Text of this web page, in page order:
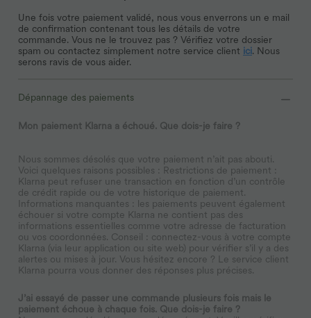
Une fois votre paiement validé, nous vous enverrons un e mail
de confirmation contenant tous les détails de votre
commande. Vous ne le trouvez pas ? Vérifiez votre dossier
spam ou contactez simplement notre service client ici. Nous
serons ravis de vous aider.
Dépannage des paiements
Mon paiement Klarna a échoué. Que dois-je faire ?
Nous sommes désolés que votre paiement n’ait pas abouti.
Voici quelques raisons possibles : Restrictions de paiement :
Klarna peut refuser une transaction en fonction d’un contrôle
de crédit rapide ou de votre historique de paiement.
Informations manquantes : les paiements peuvent également
échouer si votre compte Klarna ne contient pas des
informations essentielles comme votre adresse de facturation
ou vos coordonnées. Conseil : connectez-vous à votre compte
Klarna (via leur application ou site web) pour vérifier s’il y a des
alertes ou mises à jour. Vous hésitez encore ? Le service client
Klarna pourra vous donner des réponses plus précises.
J’ai essayé de passer une commande plusieurs fois mais le
paiement échoue à chaque fois. Que dois-je faire ?